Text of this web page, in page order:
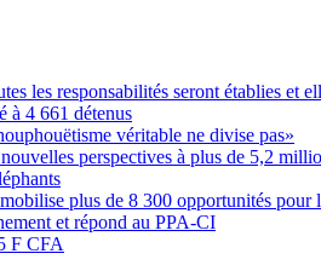
les responsabilités seront établies et
à 4 661 détenus
véritable ne divise pas»
perspectives à plus de 5,2
plus de 8 300 opportunités pour
et répond au PPA-CI
F CFA